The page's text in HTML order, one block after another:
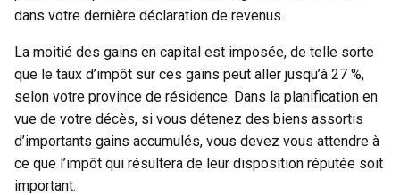
dans votre dernière déclaration de revenus.
La moitié des gains en capital est imposée, de telle sorte
que le taux d’impôt sur ces gains peut aller jusqu’à 27 %,
selon votre province de résidence. Dans la planification en
vue de votre décès, si vous détenez des biens assortis
d’importants gains accumulés, vous devez vous attendre à
ce que l’impôt qui résultera de leur disposition réputée soit
important.